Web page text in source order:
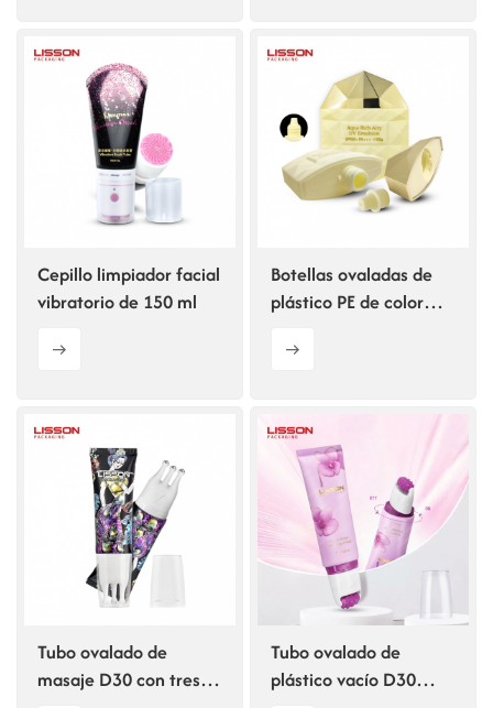
Cepillo limpiador facial
vibratorio de 150 ml
Botellas ovaladas de
plástico PE de color
crema solar.
Tubo ovalado de
masaje D30 con tres
Tubo ovalado de
plástico vacío D30